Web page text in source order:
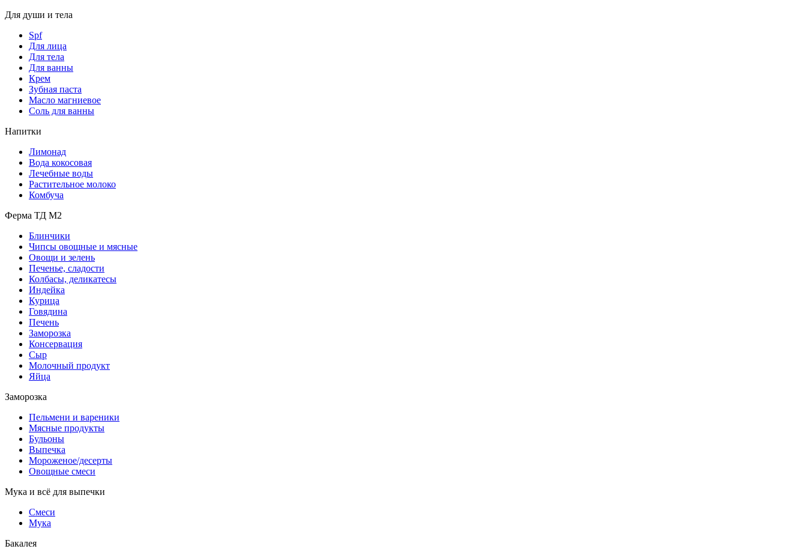
Для души и тела
Spf
Для лица
Для тела
Для ванны
Крем
Зубная паста
Масло магниевое
Соль для ванны
Напитки
Лимонад
Вода кокосовая
Лечебные воды
Растительное молоко
Комбуча
Ферма ТД М2
Блинчики
Чипсы овощные и мясные
Овощи и зелень
Печенье, сладости
Колбасы, деликатесы
Индейка
Курица
Говядина
Печень
Заморозка
Консервация
Сыр
Молочный продукт
Яйца
Заморозка
Пельмени и вареники
Мясные продукты
Бульоны
Выпечка
Мороженое/десерты
Овощные смеси
Мука и всё для выпечки
Смеси
Мука
Бакалея